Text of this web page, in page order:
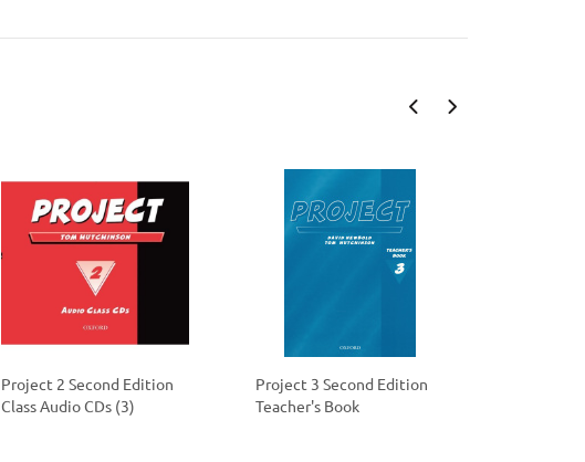
Project 2 Second Edition
Class Audio CDs (3)
Project 3 Second Edition
Teacher's Book